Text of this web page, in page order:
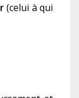
(celui à qui